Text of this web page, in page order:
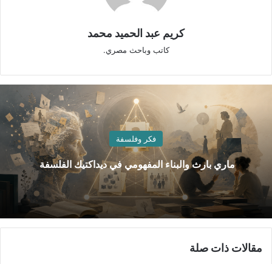
كريم عبد الحميد محمد
كاتب وباحث مصري.
فكر وفلسفة
ماري بارث والبناء المفهومي في ديداكتيك الفلسفة
مقالات ذات صلة